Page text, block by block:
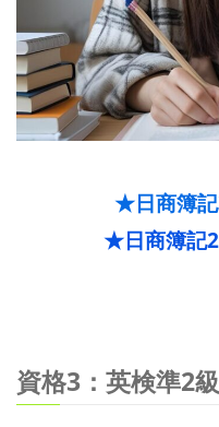
★日商簿記
★日商簿記2
資格3：英検準2